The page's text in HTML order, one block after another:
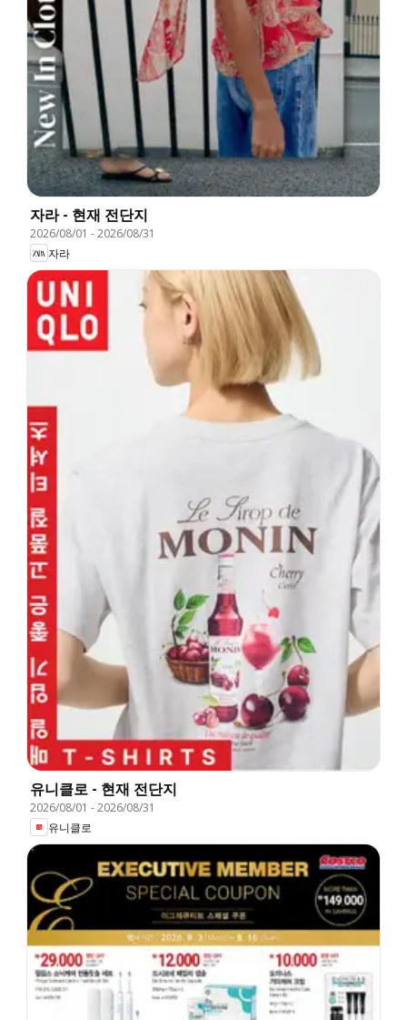
자라 - 현재 전단지
2026/08/01 -2026/08/31
자라
유니클로 - 현재 전단지
2026/08/01 -2026/08/31
유니클로